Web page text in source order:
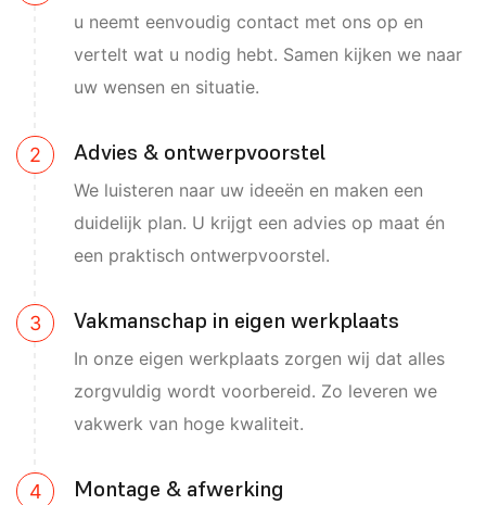
u neemt eenvoudig contact met ons op en
vertelt wat u nodig hebt. Samen kijken we naar
uw wensen en situatie.
Advies & ontwerpvoorstel
We luisteren naar uw ideeën en maken een
duidelijk plan. U krijgt een advies op maat én
een praktisch ontwerpvoorstel.
Vakmanschap in eigen werkplaats
In onze eigen werkplaats zorgen wij dat alles
zorgvuldig wordt voorbereid. Zo leveren we
vakwerk van hoge kwaliteit.
Montage & afwerking